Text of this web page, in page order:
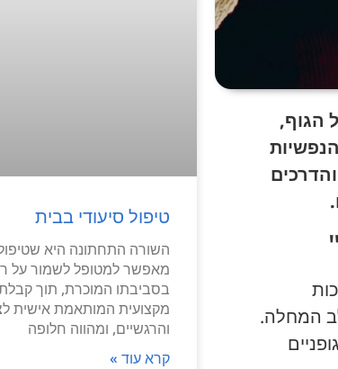
הגוף,
המחלה.
טיפול סיעודי בבית
השורה התחתונה היא
מאפשר למטופל לשמור על
בסביבתו המוכרת, תוך
מקצועית המותאמת אישית
והרגשיים, ומהווה חלופה
קרא עוד »